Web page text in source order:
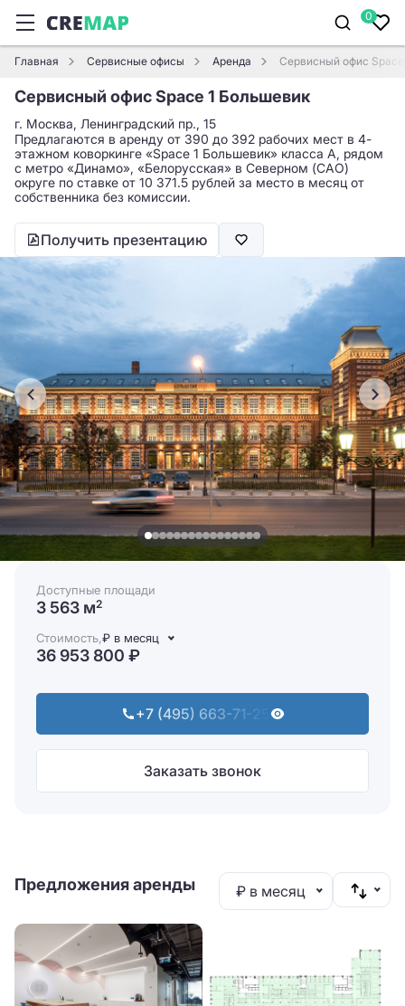
0
Главная Сервисные офисы Аренда Сервисный офис
Сервисный офис Space 1 Большевик
г. Москва, Ленинградский пр., 15
Предлагаются в аренду от 390 до 392 рабочих мест в 4-
этажном коворкинге «Space 1 Большевик» класса A, рядом
с метро «Динамо», «Белорусская» в Северном (САО)
округе по ставке от 10 371.5 рублей за место в месяц от
собственника без комиссии.
Получить презентацию
Доступные площади
3 563 м2
Стоимость,₽ в месяц
36 953 800 ₽
+7 (495) 663-71-25
Заказать звонок
Предложения аренды ₽ в месяц